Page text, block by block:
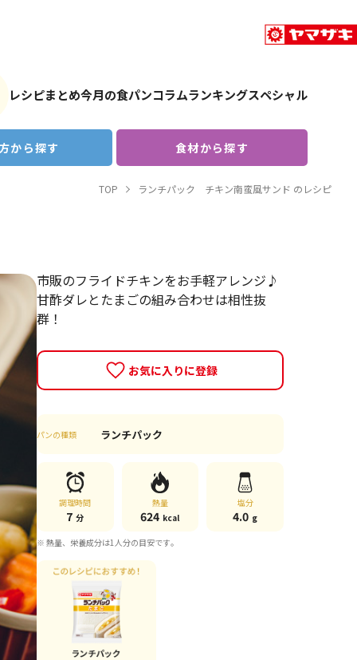
レシピまとめ今月の食パンコラムランキングスペシャル
から探す 食材から探す
TOP ランチパック チキン南蛮風サンド のレシピ
市販のフライドチキンをお手軽アレンジ♪
甘酢ダレとたまごの組み合わせは相性抜
群！
お気に入りに登録
パンの種類 ランチパック
調理時間
7 分
熱量
624 kcal
塩分
4.0 g
※ 熱量、栄養成分は1人分の目安です。